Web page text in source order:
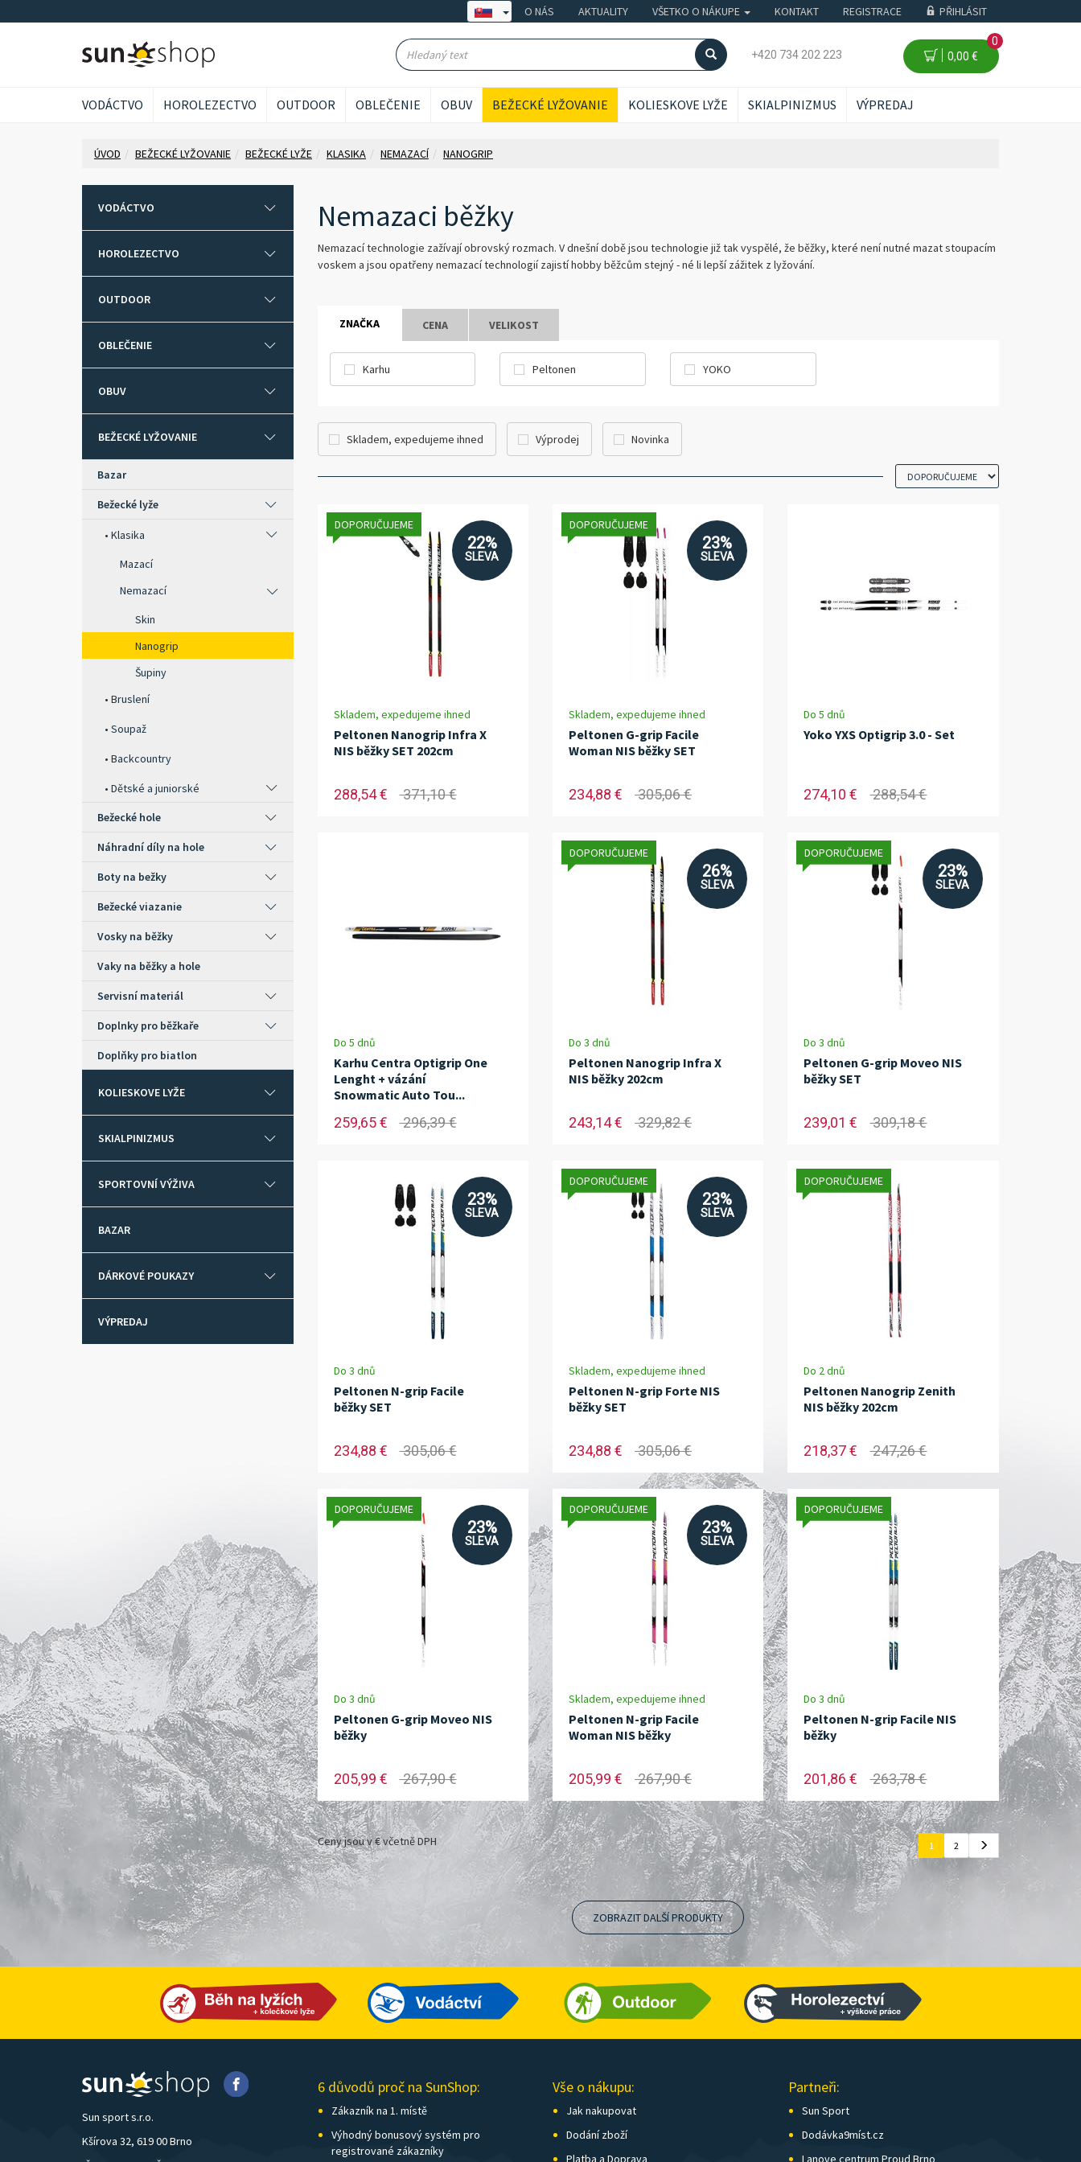
O NÁS AKTUALITY VŠETKO O NÁKUPE KONTAKT REGISTRACE PŘIHLÁSIT
+420 734 202 223 0,00 €
0
VODÁCTVO HOROLEZECTVO OUTDOOR OBLEČENIE OBUV BEŽECKÉ LYŽOVANIE KOLIESKOVE LYŽE SKIALPINIZMUS VÝPREDAJ
ÚVOD BEŽECKÉ LYŽOVANIE BEŽECKÉ LYŽE KLASIKA NEMAZACÍ NANOGRIP
VODÁCTVO
HOROLEZECTVO
OUTDOOR
OBLEČENIE
OBUV
BEŽECKÉ LYŽOVANIE
Bazar
Bežecké lyže
Klasika
Mazací
Nemazací
Skin
Nanogrip
Šupiny
Bruslení
Soupaž
Backcountry
Dětské a juniorské
Bežecké hole
Náhradní díly na hole
Boty na bežky
Bežecké viazanie
Vosky na běžky
Vaky na běžky a hole
Servisní materiál
Doplnky pro běžkaře
Doplňky pro biatlon
KOLIESKOVE LYŽE
SKIALPINIZMUS
SPORTOVNÍ VÝŽIVA
BAZAR
DÁRKOVÉ POUKAZY
VÝPREDAJ
Nemazaci běžky
Nemazací technologie zažívají obrovský rozmach. V dnešní době jsou technologie již tak vyspělé, že běžky, které není nutné mazat stoupacím
voskem a jsou opatřeny nemazací technologií zajistí hobby běžcům stejný - né li lepší zážitek z lyžování.
ZNAČKA CENA VELIKOST
Karhu Peltonen YOKO
Skladem, expedujeme ihned Výprodej Novinka
22%
SLEVA
DOPORUČUJEME
Skladem, expedujeme ihned
Peltonen Nanogrip Infra X
NIS běžky SET 202cm
288,54 € 371,10 €
23%
SLEVA
DOPORUČUJEME
Skladem, expedujeme ihned
Peltonen G-grip Facile
Woman NIS běžky SET
234,88 € 305,06 €
Do 5 dnů
Yoko YXS Optigrip 3.0 - Set
274,10 € 288,54 €
Do 5 dnů
Karhu Centra Optigrip One
Lenght + vázání
Snowmatic Auto Tou...
259,65 € 296,39 €
26%
SLEVA
DOPORUČUJEME
Do 3 dnů
Peltonen Nanogrip Infra X
NIS běžky 202cm
243,14 € 329,82 €
23%
SLEVA
DOPORUČUJEME
Do 3 dnů
Peltonen G-grip Moveo NIS
běžky SET
239,01 € 309,18 €
23%
SLEVA
Do 3 dnů
Peltonen N-grip Facile
běžky SET
234,88 € 305,06 €
23%
SLEVA
DOPORUČUJEME
Skladem, expedujeme ihned
Peltonen N-grip Forte NIS
běžky SET
234,88 € 305,06 €
DOPORUČUJEME
Do 2 dnů
Peltonen Nanogrip Zenith
NIS běžky 202cm
218,37 € 247,26 €
23%
SLEVA
DOPORUČUJEME
Do 3 dnů
Peltonen G-grip Moveo NIS
běžky
205,99 € 267,90 €
23%
SLEVA
DOPORUČUJEME
Skladem, expedujeme ihned
Peltonen N-grip Facile
Woman NIS běžky
205,99 € 267,90 €
DOPORUČUJEME
Do 3 dnů
Peltonen N-grip Facile NIS
běžky
201,86 € 263,78 €
Ceny jsou v € včetně DPH 1 2
ZOBRAZIT DALŠÍ PRODUKTY
Sun sport s.r.o.
Kšírova 32, 619 00 Brno
6 důvodů proč na SunShop:
Zákazník na 1. místě
Výhodný bonusový systém pro
registrované zákazníky
Vše o nákupu:
Jak nakupovat
Dodání zboží
Platba a Doprava
Partneři:
Sun Sport
Dodávka9míst.cz
Lanove centrum Proud Brno